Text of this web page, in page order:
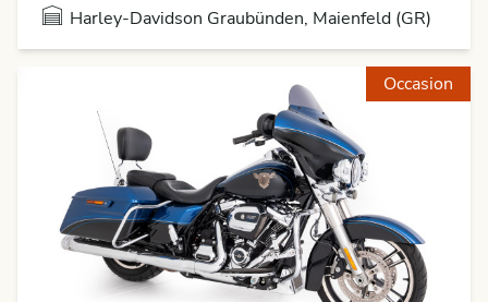
Harley-Davidson Graubünden, Maienfeld (GR)
Occasion